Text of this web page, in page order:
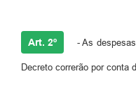
Art. 2º - As
Decreto correrão por conta